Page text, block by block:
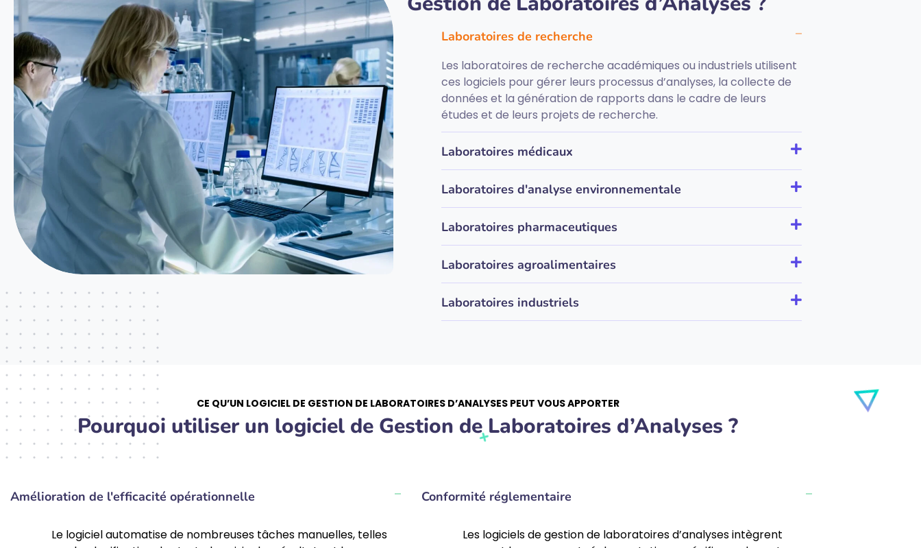
Laboratoires de recherche
Les laboratoires de recherche académiques ou industriels utilisent
ces logiciels pour gérer leurs processus d’analyses, la collecte de
données et la génération de rapports dans le cadre de leurs
études et de leurs projets de recherche.
Laboratoires médicaux
Laboratoires d'analyse environnementale
Laboratoires pharmaceutiques
Laboratoires agroalimentaires
Laboratoires industriels
CE QU’UN LOGICIEL DE GESTION DE LABORATOIRES D’ANALYSES PEUT VOUS APPORTER
Pourquoi utiliser un logiciel de Gestion de Laboratoires d’Analyses ?
Amélioration de l'efficacité opérationnelle
Le logiciel automatise de nombreuses tâches manuelles, telles
Conformité réglementaire
Les logiciels de gestion de laboratoires d’analyses intègrent